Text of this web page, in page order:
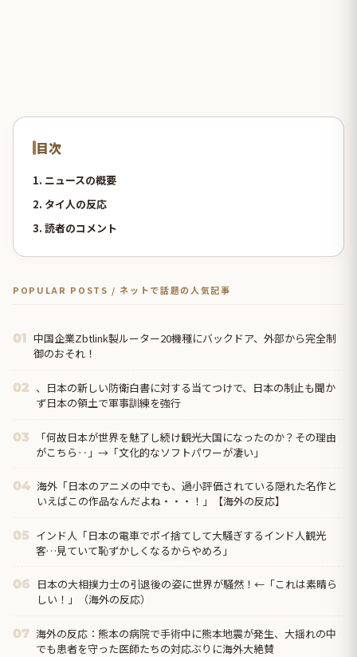
目次
1. ニュースの概要
2. タイ人の反応
3. 読者のコメント
POPULAR POSTS / ネットで話題の人気記事
01 中国企業Zbtlink製ルーター20機種にバックドア、外部から完全制
御のおそれ！
02 、日本の新しい防衛白書に対する当てつけで、日本の制止も聞か
ず日本の領土で軍事訓練を強行
03
「何故日本が世界を魅了し続け観光大国になったのか？その理由
がこちら‥」→「文化的なソフトパワーが凄い」
04 海外「日本のアニメの中でも、過小評価されている隠れた名作と
いえばこの作品なんだよね・・・！」【海外の反応】
05 インド人「日本の電車でポイ捨てして大騒ぎするインド人観光
客…見ていて恥ずかしくなるからやめろ」
06
日本の大相撲力士の引退後の姿に世界が騒然！←「これは素晴ら
しい！」（海外の反応）
07 海外の反応：熊本の病院で手術中に熊本地震が発生、大揺れの中
でも患者を守った医師たちの対応ぶりに海外大絶賛